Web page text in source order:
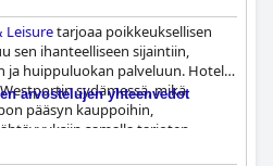
Leisuretarjoaa poikkeuksellisen
sen ihanteelliseen sijaintiin,
ja huippuluokan palveluun. Hotelli
sydämessä, mikä
pääsyn kauppoihin,
samalla tarjoten
on runsaasti pysäköintitilaa.
arvostelujen yhteenvedot